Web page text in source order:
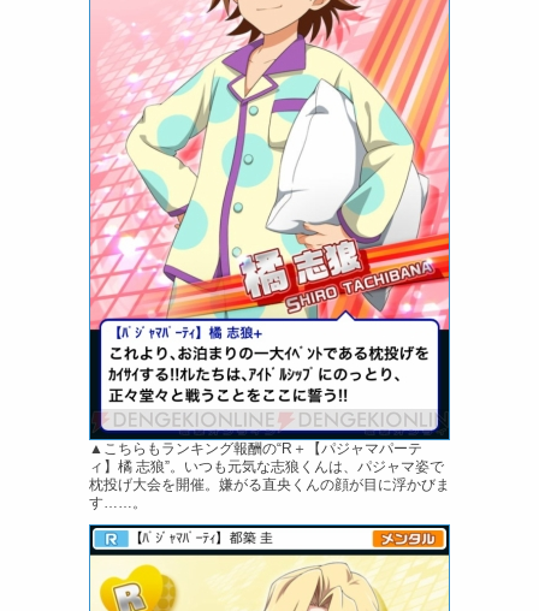
▲こちらもランキング報酬の“R＋【パジャマパーテ
ィ】橘 志狼”。いつも元気な志狼くんは、パジャマ姿で
枕投げ大会を開催。嫌がる直央くんの顔が目に浮かびま
す……。